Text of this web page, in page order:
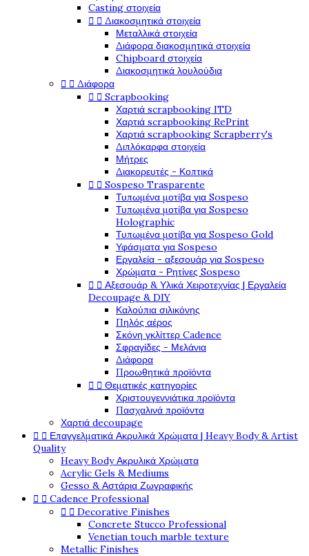
Casting στοιχεία
  Διακοσμητικά στοιχεία
Μεταλλικά στοιχεία
Διάφορα διακοσμητικά στοιχεία
Chipboard στοιχεία
Διακοσμητικά λουλούδια
  Διάφορα
  Scrapbooking
Χαρτιά scrapbooking ITD
Χαρτιά scrapbooking RePrint
Χαρτιά scrapbooking Scrapberry's
Διπλόκαρφα στοιχεία
Μήτρες
Διακορευτές - Κοπτικά
  Sospeso Trasparente
Τυπωμένα μοτίβα για Sospeso
Τυπωμένα μοτίβα για Sospeso
Holographic
Τυπωμένα μοτίβα για Sospeso Gold
Υφάσματα για Sospeso
Εργαλεία - αξεσουάρ για Sospeso
Χρώματα - Ρητίνες Sospeso
  Αξεσουάρ & Υλικά Χειροτεχνίας | Εργαλεία
Decoupage & DIY
Καλούπια σιλικόνης
Πηλός αέρος
Σκόνη γκλίττερ Cadence
Σφραγίδες - Μελάνια
Διάφορα
Προωθητικά προϊόντα
  Θεματικές κατηγορίες
Χριστουγεννιάτικα προϊόντα
Πασχαλινά προϊόντα
Χαρτιά decoupage
  Επαγγελματικά Ακρυλικά Χρώματα | Heavy Body & Artist
Quality
Heavy Body Ακρυλικά Χρώματα
Acrylic Gels & Mediums
Gesso & Αστάρια Ζωγραφικής
  Cadence Professional
  Decorative Finishes
Concrete Stucco Professional
Venetian touch marble texture
Metallic Finishes